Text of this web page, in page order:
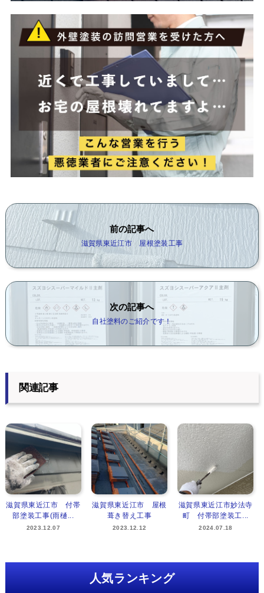
前の記事へ
滋賀県東近江市 屋根塗装工事
次の記事へ
自社塗料のご紹介です！
関連記事
滋賀県東近江市 付帯
部塗装工事(雨樋...
2023.12.07
滋賀県東近江市 屋根
葺き替え工事
2023.12.12
滋賀県東近江市妙法寺
町 付帯部塗装工...
2024.07.18
人気ランキング